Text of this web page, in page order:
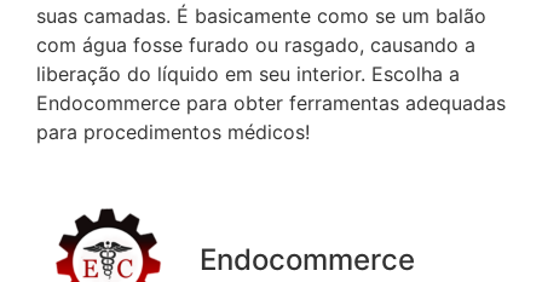
suas camadas. É basicamente como se um balão
com água fosse furado ou rasgado, causando a
liberação do líquido em seu interior. Escolha a
Endocommerce para obter ferramentas adequadas
para procedimentos médicos!
Endocommerce